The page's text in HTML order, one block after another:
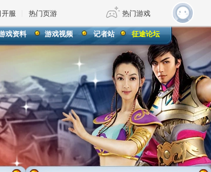
服 热门页游 热门游戏
传奇4
天堂 剑网3旗舰版 新天龙八部
王权与自由 诛仙世界 仙剑世界
戏资料 游戏视频 记者站 征途论坛